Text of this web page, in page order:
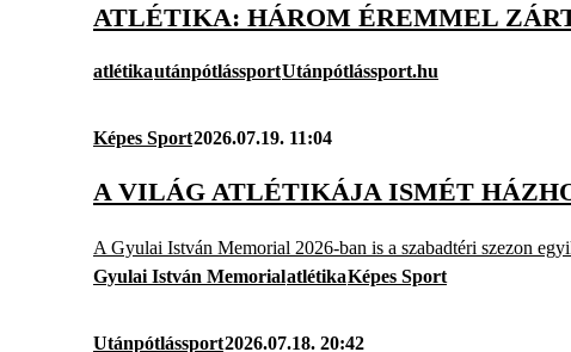
ATLÉTIKA: HÁROM ÉREMMEL
atlétikautánpótlássportUtánpótlássport.hu
Képes Sport2026.07.19. 11:04
A VILÁG ATLÉTIKÁJA ISMÉT
A Gyulai István Memorial 2026-ban is a szabadtéri szezon
Gyulai István MemorialatlétikaKépes Sport
Utánpótlássport2026.07.18. 20:42